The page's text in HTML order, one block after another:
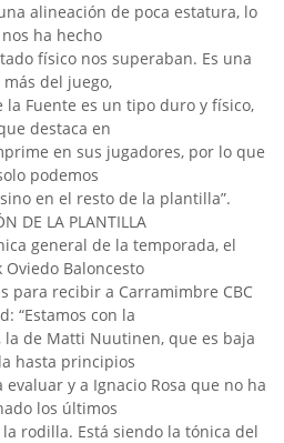
alineación de poca estatura, lo
ha hecho
físico nos superaban. Es una
del juego,
la Fuente es un tipo duro y físico,
destaca en
en sus jugadores, por lo que
podemos
en el resto de la plantilla”.
DE LA PLANTILLA
general de la temporada, el
Oviedo Baloncesto
para recibir a Carramimbre CBC
“Estamos con la
la de Matti Nuutinen, que es baja
hasta principios
y a Ignacio Rosa que no ha
los últimos
rodilla. Está siendo la tónica del